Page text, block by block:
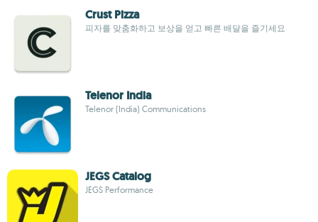
Crust Pizza
피자를 맞춤화하고 보상을 얻고 빠른 배달을 즐기세요
Telenor India
Telenor (India) Communications
JEGS Catalog
JEGS Performance